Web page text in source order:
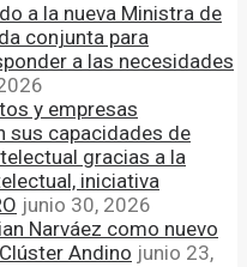
a la nueva Ministra de
conjunta para
a las necesidades
y empresas
sus capacidades de
gracias a la
iniciativa
junio 30, 2026
Narváez como nuevo
Andino junio 23,